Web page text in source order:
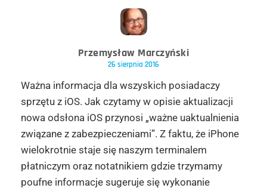
Przemysław Marczyński
26 sierpnia 2016
Ważna informacja dla wszyskich posiadaczy
sprzętu z iOS. Jak czytamy w opisie aktualizacji
nowa odsłona iOS przynosi „ważne uaktualnienia
związane z zabezpieczeniami”. Z faktu, że iPhone
wielokrotnie staje się naszym terminalem
płatniczym oraz notatnikiem gdzie trzymamy
poufne informacje sugeruje się wykonanie